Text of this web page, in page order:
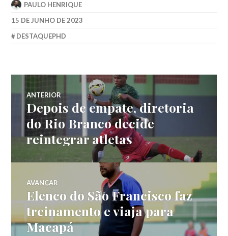
PAULO HENRIQUE
15 DE JUNHO DE 2023
DESTAQUEPHD
ANTERIOR
Depois de empate, diretoria
do Rio Branco decide
reintegrar atletas
AVANÇAR
Elenco do São Francisco faz
treinamento e viaja para
Macapá